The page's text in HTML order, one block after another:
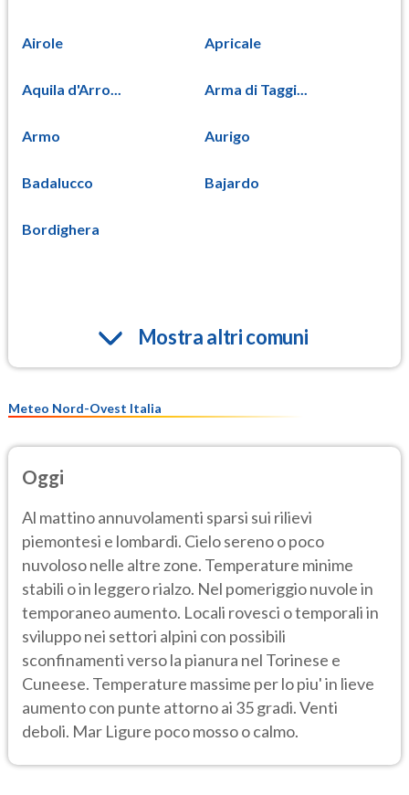
Airole Apricale
Aquila d'Arro... Arma di Taggi...
Armo Aurigo
Badalucco Bajardo
Bordighera
Mostra altri comuni
Meteo Nord-Ovest Italia
Oggi
Al mattino annuvolamenti sparsi sui rilievi
piemontesi e lombardi. Cielo sereno o poco
nuvoloso nelle altre zone. Temperature minime
stabili o in leggero rialzo. Nel pomeriggio nuvole in
temporaneo aumento. Locali rovesci o temporali in
sviluppo nei settori alpini con possibili
sconfinamenti verso la pianura nel Torinese e
Cuneese. Temperature massime per lo piu' in lieve
aumento con punte attorno ai 35 gradi. Venti
deboli. Mar Ligure poco mosso o calmo.